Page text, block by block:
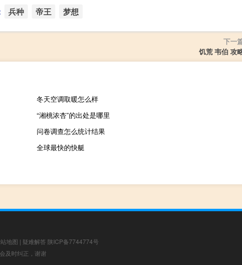
兵种 帝王 梦想
下一
饥荒 韦伯 攻
冬天空调取暖怎么样
“湘桃浓杏”的出处是哪里
问卷调查怎么统计结果
全球最快的快艇
地图 | 疑难解答 陕ICP备7744774号
及时纠正，谢谢